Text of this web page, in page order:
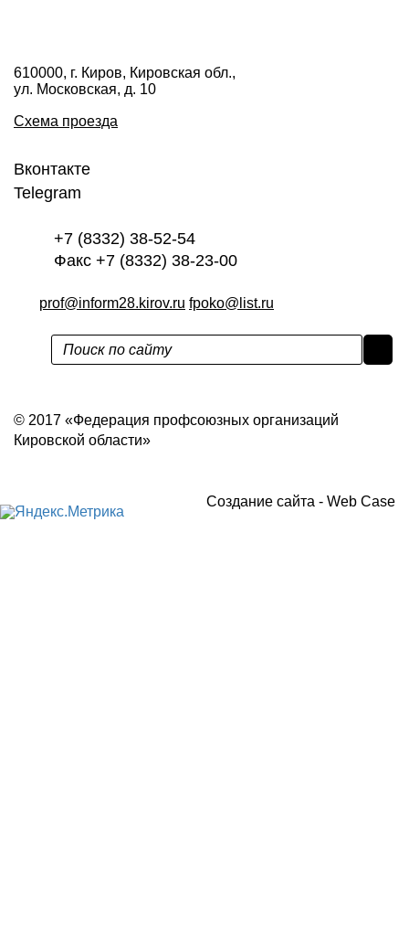
610000, г. Киров, Кировская обл.,
ул. Московская, д. 10
Схема проезда
Вконтакте
Telegram
+7 (8332) 38-52-54
Факс +7 (8332) 38-23-00
prof@inform28.kirov.ru fpoko@list.ru
© 2017 «Федерация профсоюзных организаций
Кировской области»
Создание сайта - Web Case